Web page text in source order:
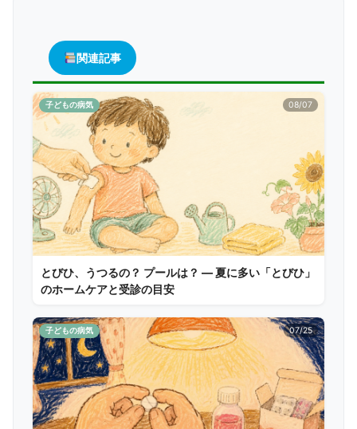
関連記事
子どもの病気 08/07
とびひ、うつるの？ プールは？ ― 夏に多い「とびひ」
のホームケアと受診の目安
子どもの病気 07/25